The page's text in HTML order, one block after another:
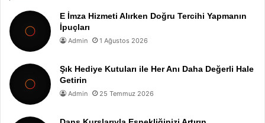
E İmza Hizmeti Alırken Doğru Tercihi Yapmanın
İpuçları
Admin 1 Ağustos 2026
Şık Hediye Kutuları ile Her Anı Daha Değerli Hale
Getirin
Admin 25 Temmuz 2026